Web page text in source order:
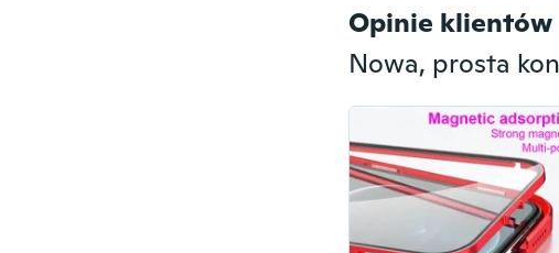
Opinie klientów